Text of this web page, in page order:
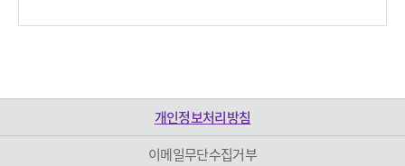
개인정보처리방침
이메일무단수집거부